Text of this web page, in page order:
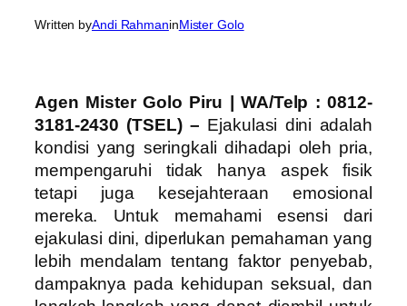
Written byAndi RahmaninMister Golo
Agen Mister Golo Piru | WA/Telp : 0812-
3181-2430 (TSEL) – Ejakulasi dini adalah
kondisi yang seringkali dihadapi oleh pria,
mempengaruhi tidak hanya aspek fisik
tetapi juga kesejahteraan emosional
mereka. Untuk memahami esensi dari
ejakulasi dini, diperlukan pemahaman yang
lebih mendalam tentang faktor penyebab,
dampaknya pada kehidupan seksual, dan